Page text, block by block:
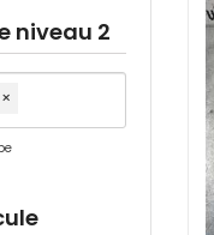
niveau 2
×